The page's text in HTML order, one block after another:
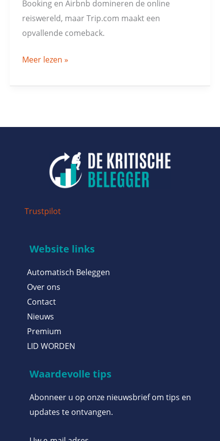
Booking en Airbnb domineren de online
reiswereld, maar Trip.com maakt een
opvallende comeback.
Meer lezen »
Trustpilot
Website links
Automatisch Beleggen
Over ons
Contact
Nieuws
Premium
LID WORDEN
Waardevolle tips
Abonneer u op onze nieuwsbrief om tips en
updates te ontvangen.